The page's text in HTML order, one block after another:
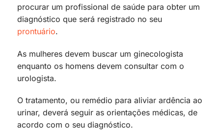
procurar um profissional de saúde para obter um
diagnóstico que será registrado no seu
prontuário.
As mulheres devem buscar um ginecologista
enquanto os homens devem consultar com o
urologista.
O tratamento, ou remédio para aliviar ardência ao
urinar, deverá seguir as orientações médicas, de
acordo com o seu diagnóstico.